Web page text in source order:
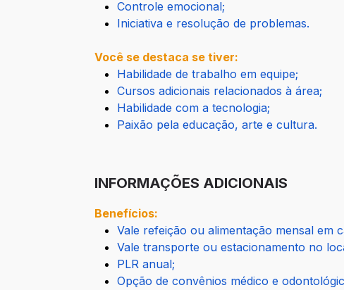
Controle emocional;
Iniciativa e resolução de problemas.
Você se destaca se tiver:
Habilidade de trabalho em equipe;
Cursos adicionais relacionados à área;
Habilidade com a tecnologia;
Paixão pela educação, arte e cultura.
INFORMAÇÕES ADICIONAIS
Benefícios:
Vale refeição ou alimentação mensal em
Vale transporte ou estacionamento no
PLR anual;
Opção de convênios médico e